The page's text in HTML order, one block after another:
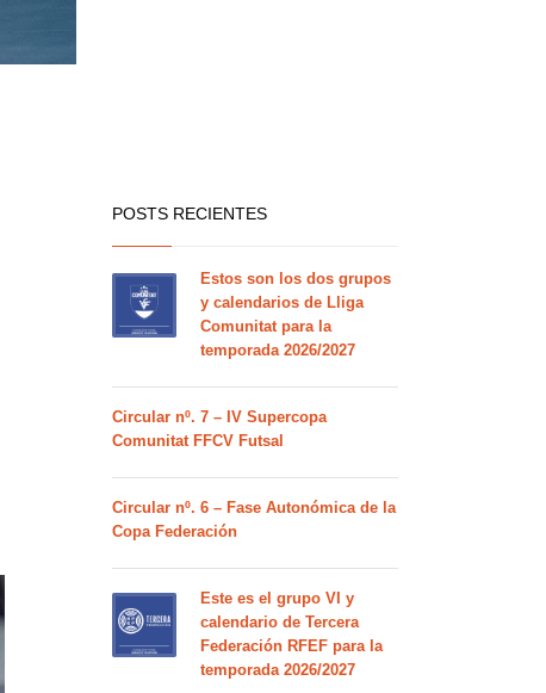
POSTS RECIENTES
Estos son los dos grupos
y calendarios de Lliga
Comunitat para la
temporada 2026/2027
Circular nº. 7 – IV Supercopa
Comunitat FFCV Futsal
Circular nº. 6 – Fase Autonómica de la
Copa Federación
Este es el grupo VI y
calendario de Tercera
Federación RFEF para la
temporada 2026/2027